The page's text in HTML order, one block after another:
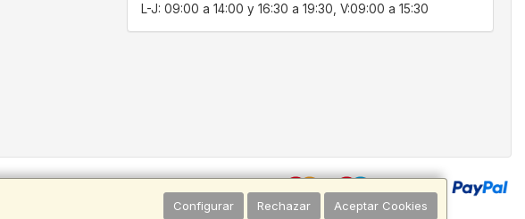
Configurar Rechazar Aceptar Cookies
L-J: 09:00 a 14:00 y 16:30 a 19:30, V:09:00 a 15:30